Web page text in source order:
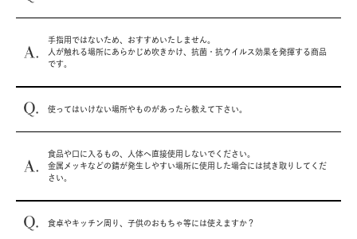
手指用ではないため、おすすめいたしません。
人が触れる場所にあらかじめ吹きかけ、抗菌・抗ウイルス効果を発揮する商品
です。
使ってはいけない場所やものがあったら教えて下さい。
食品や口に入るもの、人体へ直接使用しないでください。
金属メッキなどの錆が発生しやすい場所に使用した場合には拭き取りしてくだ
さい。
食卓やキッチン周り、子供のおもちゃ等には使えますか？